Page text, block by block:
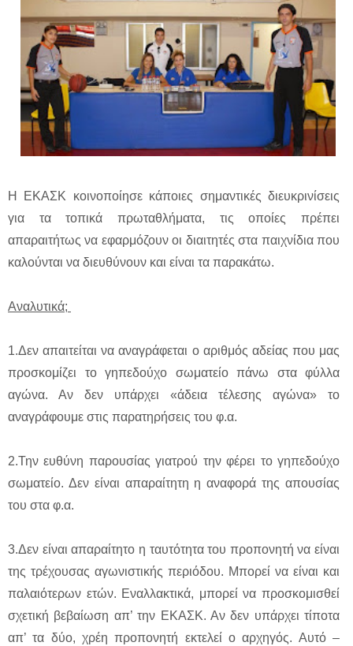
Η ΕΚΑΣΚ κοινοποίησε κάποιες σημαντικές διευκρινίσεις
για τα τοπικά πρωταθλήματα, τις οποίες πρέπει
απαραιτήτως να εφαρμόζουν οι διαιτητές στα παιχνίδια που
καλούνται να διευθύνουν και είναι τα παρακάτω.
Αναλυτικά;
1.Δεν απαιτείται να αναγράφεται ο αριθμός αδείας που μας
προσκομίζει το γηπεδούχο σωματείο πάνω στα φύλλα
αγώνα. Αν δεν υπάρχει «άδεια τέλεσης αγώνα» το
αναγράφουμε στις παρατηρήσεις του φ.α.
2.Την ευθύνη παρουσίας γιατρού την φέρει το γηπεδούχο
σωματείο. Δεν είναι απαραίτητη η αναφορά της απουσίας
του στα φ.α.
3.Δεν είναι απαραίτητο η ταυτότητα του προπονητή να είναι
της τρέχουσας αγωνιστικής περιόδου. Μπορεί να είναι και
παλαιότερων ετών. Εναλλακτικά, μπορεί να προσκομισθεί
σχετική βεβαίωση απ’ την ΕΚΑΣΚ. Αν δεν υπάρχει τίποτα
απ’ τα δύο, χρέη προπονητή εκτελεί ο αρχηγός. Αυτό –